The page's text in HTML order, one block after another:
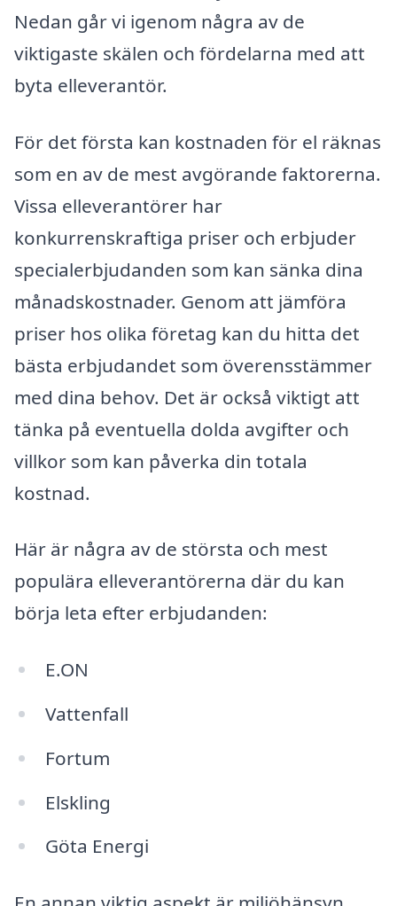
Nedan går vi igenom några av de
viktigaste skälen och fördelarna med att
byta elleverantör.
För det första kan kostnaden för el räknas
som en av de mest avgörande faktorerna.
Vissa elleverantörer har
konkurrenskraftiga priser och erbjuder
specialerbjudanden som kan sänka dina
månadskostnader. Genom att jämföra
priser hos olika företag kan du hitta det
bästa erbjudandet som överensstämmer
med dina behov. Det är också viktigt att
tänka på eventuella dolda avgifter och
villkor som kan påverka din totala
kostnad.
Här är några av de största och mest
populära elleverantörerna där du kan
börja leta efter erbjudanden:
E.ON
Vattenfall
Fortum
Elskling
Göta Energi